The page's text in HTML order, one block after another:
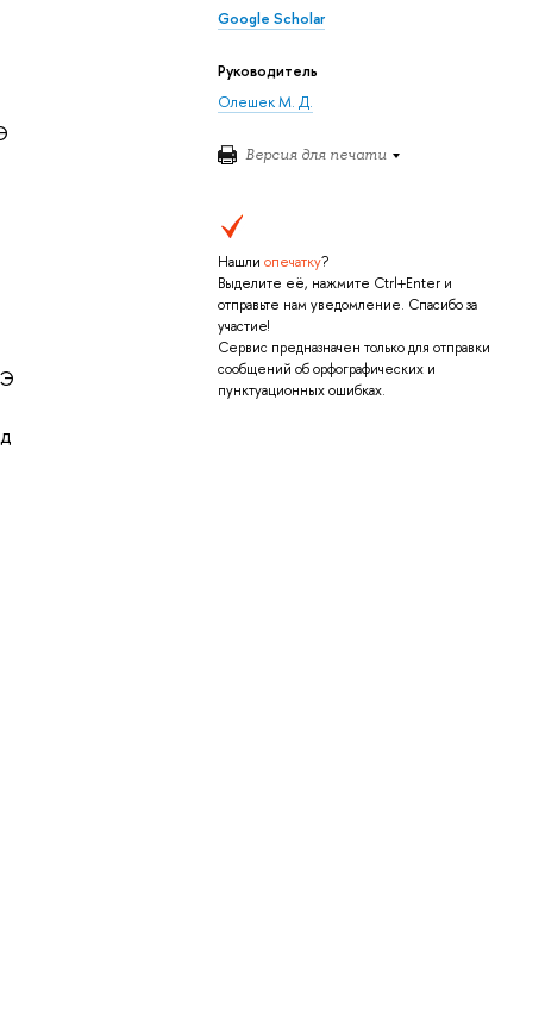
Google Scholar
Руководитель
Олешек М. Д.
Версия для печати
Нашли опечатку?
Выделите её, нажмите Ctrl+Enter и
отправьте нам уведомление. Спасибо за
участие!
Сервис предназначен только для отправки
сообщений об орфографических и
пунктуационных ошибках.